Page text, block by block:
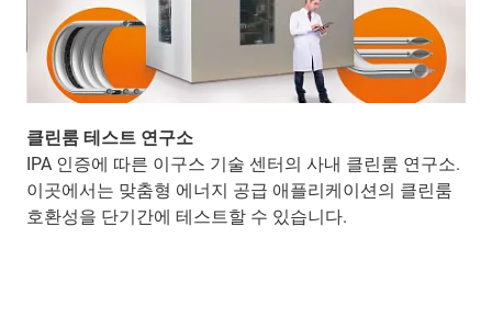
클린룸 테스트 연구소
IPA 인증에 따른 이구스 기술 센터의 사내 클린룸 연구소.
이곳에서는 맞춤형 에너지 공급 애플리케이션의 클린룸
호환성을 단기간에 테스트할 수 있습니다.